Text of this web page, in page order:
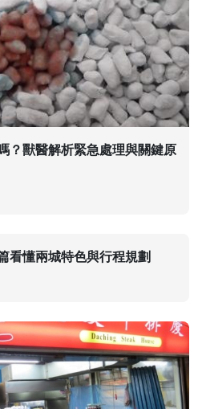
？獸醫解析緊急處理與關鍵原
看懂兩城特色與行程規劃